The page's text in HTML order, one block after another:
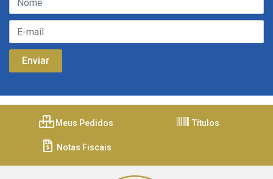
Meus Pedidos Títulos
Notas Fiscais